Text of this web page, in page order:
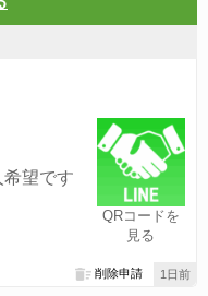
QRコードを
見る
望です
1日前
削除申請